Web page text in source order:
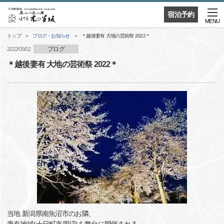
宿泊予約
MENU
トップ ブログ・お知らせ ＊越後妻有 大地の芸術祭 2022＊
2022/05/02 ブログ
＊越後妻有 大地の芸術祭 2022＊
当地 新潟県南魚沼市のお隣、